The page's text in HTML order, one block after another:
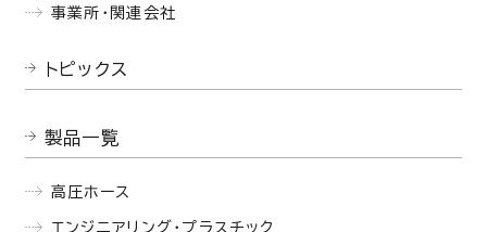
事業所・関連会社
トピックス
製品一覧
高圧ホース
エンジニアリング・プラスチック